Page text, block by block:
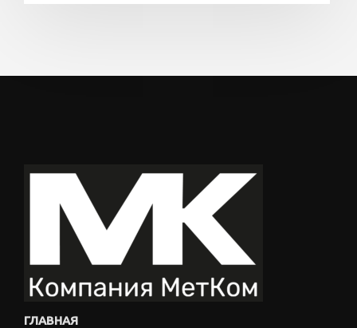
ГЛАВНАЯ